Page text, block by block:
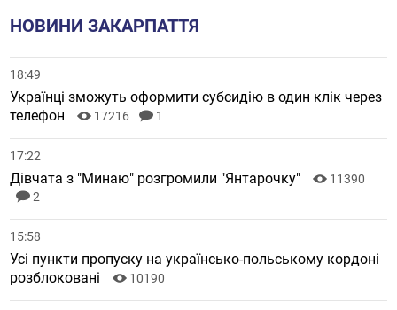
НОВИНИ ЗАКАРПАТТЯ
18:49
Українці зможуть оформити субсидію в один клік через
телефон
17216 1
17:22
Дівчата з "Минаю" розгромили "Янтарочку"
11390
2
15:58
Усі пункти пропуску на українсько-польському кордоні
розблоковані
10190